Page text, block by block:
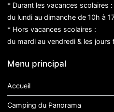
* Durant les vacances scolaires :
du lundi au dimanche de 10h à
* Hors vacances scolaires :
du mardi au vendredi & les jours
Menu principal
Accueil
Camping du Panorama